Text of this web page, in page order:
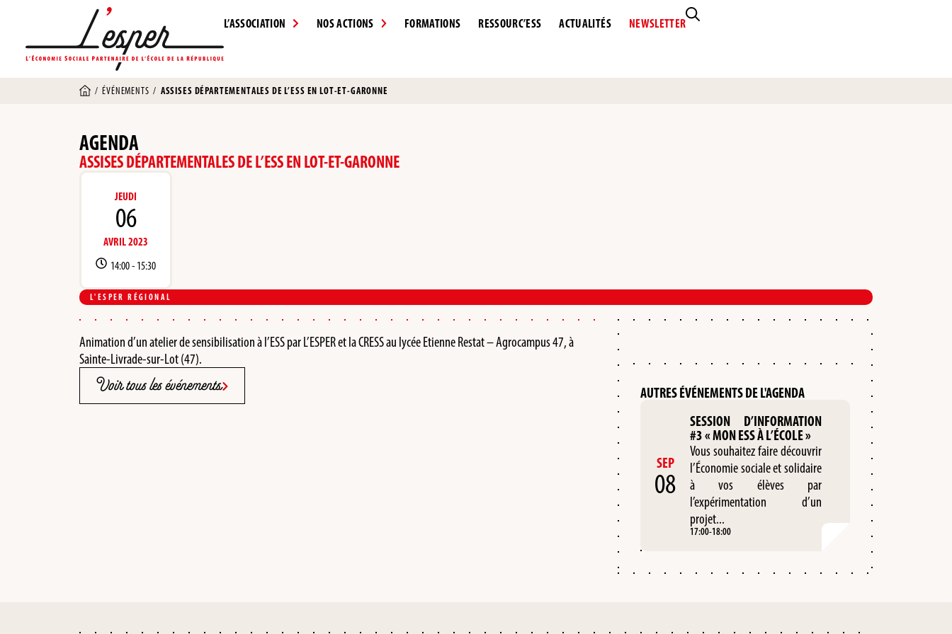
L’ASSOCIATION NOS ACTIONS FORMATIONS RESSOURC’ESS ACTUALITÉS NEWSLETTER
/ÉVÉNEMENTS / ASSISES DÉPARTEMENTALES DE L’ESS EN LOT-ET-GARONNE
AGENDA
ASSISES DÉPARTEMENTALES DE L’ESS EN LOT-ET-GARONNE
JEUDI
06
AVRIL 2023
14:00 - 15:30
L'ESPER RÉGIONAL
Animation d’un atelier de sensibilisation à l’ESS par L’ESPER et la CRESS au lycée Etienne Restat – Agrocampus 47, à
Sainte-Livrade-sur-Lot (47).
Voir tous les événements AUTRES ÉVÉNEMENTS DE L'AGENDA
SEP
08
SESSION D’INFORMATION
#3 « MON ESS À L’ÉCOLE »
Vous souhaitez faire découvrir
l’Économie sociale et solidaire
à vos élèves par
l’expérimentation d’un
projet...
17:00-18:00